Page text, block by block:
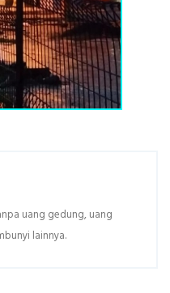
uang gedung, uang
lainnya.